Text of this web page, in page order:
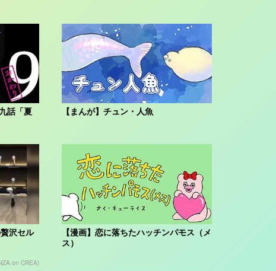
話「夏
【まんが】チュン・人魚
沢セル
on CREA)
【漫画】恋に落ちたハッチンパモス（メ
ス）